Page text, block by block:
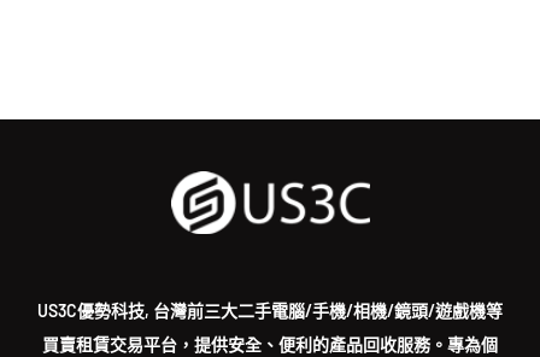
US3C優勢科技, 台灣前三大二手電腦/手機/相機/鏡頭/遊戲機等
買賣租賃交易平台，提供安全、便利的產品回收服務。專為個